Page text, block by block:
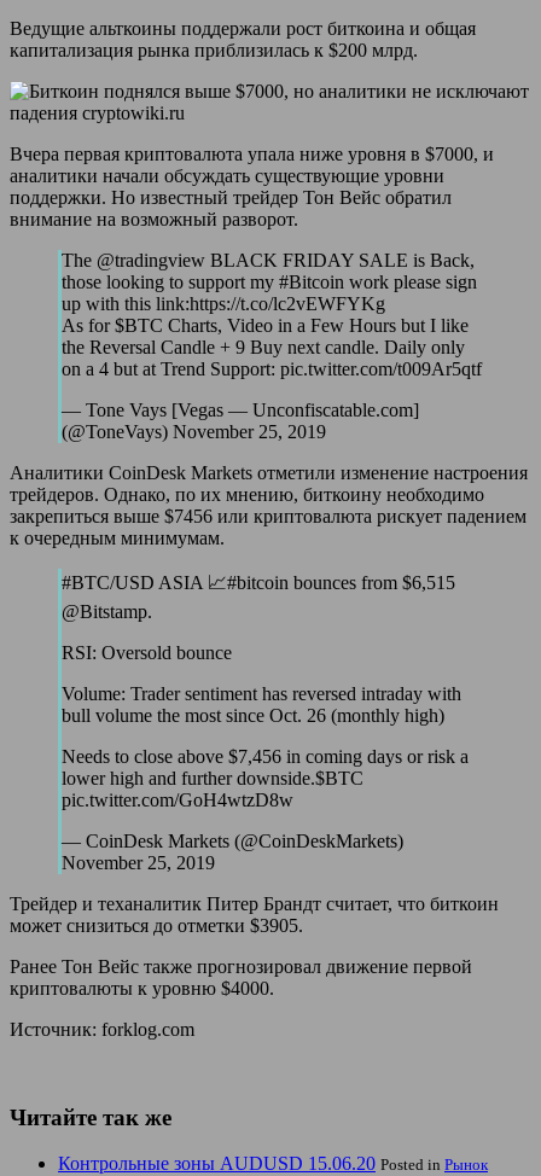
Ведущие альткоины поддержали рост биткоина и общая
капитализация рынка приблизилась к $200 млрд.
Вчера первая криптовалюта упала ниже уровня в $7000, и
аналитики начали обсуждать существующие уровни
поддержки. Но известный трейдер Тон Вейс обратил
внимание на возможный разворот.
The @tradingview BLACK FRIDAY SALE is Back,
those looking to support my #Bitcoin work please sign
up with this link:https://t.co/lc2vEWFYKg
As for $BTC Charts, Video in a Few Hours but I like
the Reversal Candle + 9 Buy next candle. Daily only
on a 4 but at Trend Support: pic.twitter.com/t009Ar5qtf
— Tone Vays [Vegas — Unconfiscatable.com]
(@ToneVays) November 25, 2019
Аналитики CoinDesk Markets отметили изменение настроения
трейдеров. Однако, по их мнению, биткоину необходимо
закрепиться выше $7456 или криптовалюта рискует падением
к очередным минимумам.
#BTC/USD ASIA 📈#bitcoin bounces from $6,515
@Bitstamp.
RSI: Oversold bounce
Volume: Trader sentiment has reversed intraday with
bull volume the most since Oct. 26 (monthly high)
Needs to close above $7,456 in coming days or risk a
lower high and further downside.$BTC
pic.twitter.com/GoH4wtzD8w
— CoinDesk Markets (@CoinDeskMarkets)
November 25, 2019
Трейдер и теханалитик Питер Брандт считает, что биткоин
может снизиться до отметки $3905.
Ранее Тон Вейс также прогнозировал движение первой
криптовалюты к уровню $4000.
Источник: forklog.com
Читайте так же
Контрольные зоны AUDUSD 15.06.20 Posted in Рынок